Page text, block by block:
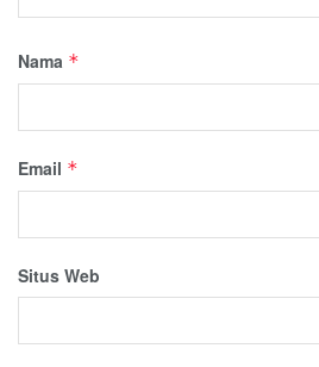
Nama *
Email *
Situs Web